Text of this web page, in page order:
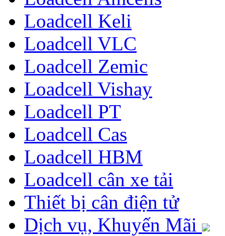
Loadcell Keli
Loadcell VLC
Loadcell Zemic
Loadcell Vishay
Loadcell PT
Loadcell Cas
Loadcell HBM
Loadcell cân xe tải
Thiết bị cân điện tử
Dịch vụ, Khuyến Mãi